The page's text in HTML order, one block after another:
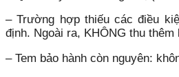
– Trường hợp thiếu các điều
định. Ngoài ra, KHÔNG thu
– Tem bảo hành còn nguyên: